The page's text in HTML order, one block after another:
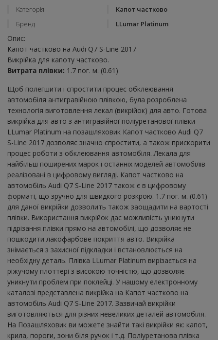
Категорія
Капот частково
Бренд
LLumar Platinum
Опис:
Капот частково на Audi Q7 S-Line 2017
Викрійка для капоту частково.
Витрата плівки: 1.7 пог. м. (0.61)
Щоб полегшити і спростити процес обклеювання
автомобіля антигравійною плівкою, була розроблена
технологія виготовлення лекал (викрійок) для авто. Готова
викрійка для авто з антигравійної поліуретанової плівки
LLumar Platinum на позашляховик Капот частково Audi Q7
S-Line 2017 дозволяє значно спростити, а також прискорити
процес роботи з обклеювання автомобіля. Лекала для
найбільш поширених марок і останніх моделей автомобілів
реалізовані в цифровому вигляді. Капот частково на
автомобіль Audi Q7 S-Line 2017 також є в цифровому
форматі, що зручно для швидкого розкрою. 1.7 пог. м. (0.61)
для даної викрійки дозволить також заощадити на вартості
плівки. Використання викрійок дає можливість уникнути
підрізання плівки прямо на автомобілі, що дозволяє не
пошкодити лакофарбове покриття авто. Викрійка
знімається з захисної підкладки і встановлюється на
необхідну деталь. Плівка LLumar Platinum вирізається на
ріжучому плоттері з високою точністю, що дозволяє
уникнути проблем при поклейці. У нашому електронному
каталозі представлена ​​викрійка на Капот частково на
автомобіль Audi Q7 S-Line 2017. Зазвичай викрійки
виготовляються для різних невеликих деталей автомобіля.
На Позашляховик ви можете знайти такі викрійки як: капот,
крила, пороги, зони біля ручок і т.д. Поліуретанова плівка